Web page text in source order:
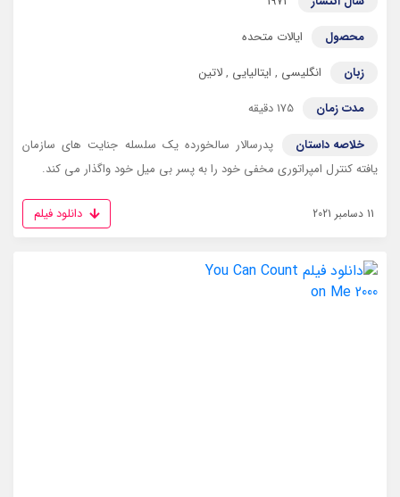
محصول
ایالات متحده
زبان
انگلیسی , ایتالیایی ,لاتین
مدت زمان
175 دقیقه
خلاصه داستان
پدرسالار سالخورده یک سلسله جنایت های سازمان
یافته کنترل امپراتوری مخفی خود را به پسر بی میل خود واگذار می کند.
11 دسامبر 2021 دانلود فیلم